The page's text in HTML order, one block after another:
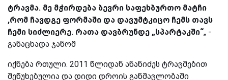
ტრავმა. მე მჭირდება ბევრი საფეხბურთო მატჩი
,რომ ჩავდგე ფორმაში და დავუმტკიცო ჩემს თავს
ჩემი სიძლიერე. რათა დავბრუნდე „სპარტაკში“„ -
განაცხადა ჯანომ
იქნება რთული. 2011 წლიდან ანანიძეს ტრავმებით
შეწუხებულია და დიდი დროის განმავლობაში